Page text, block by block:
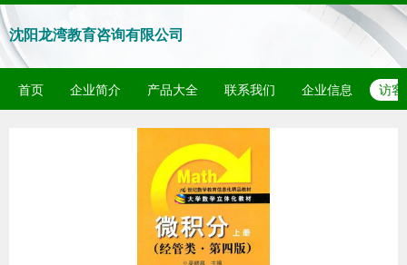
沈阳龙湾教育咨询有限公司
首页 企业简介 产品大全 联系我们 企业信息 访客